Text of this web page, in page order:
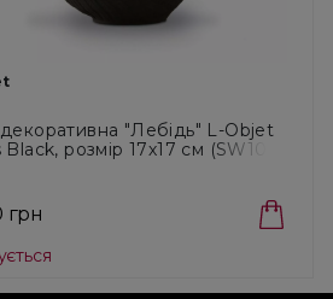
"Лебідь" L-Objet
розмір 17х17 см (SW1001)
грн